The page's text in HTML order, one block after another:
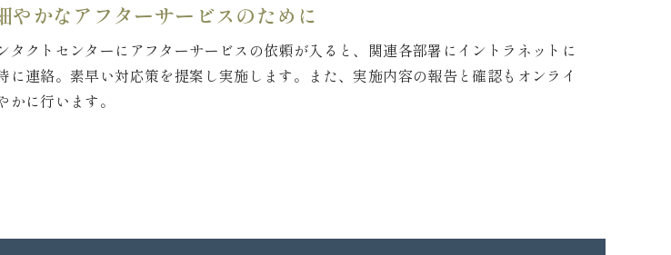
やかなアフターサービスのために
タクトセンターにアフターサービスの依頼が入ると、関連各部署にイントラネットに
に連絡。素早い対応策を提案し実施します。また、実施内容の報告と確認もオンライ
かに行います。